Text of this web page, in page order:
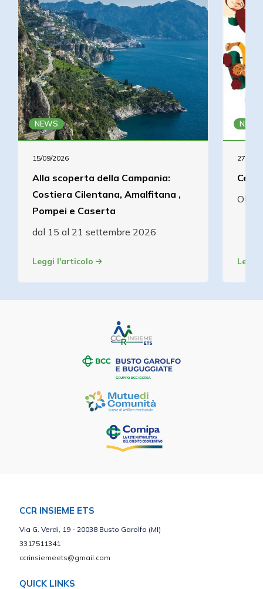
NEWS
15/09/2026
Alla scoperta della Campania:
Costiera Cilentana, Amalfitana ,
Pompei e Caserta
dal 15 al 21 settembre 2026
Leggi l'articolo
NEWS
27/08/
CCR INSIEME ETS
Via G. Verdi, 19 - 20038 Busto Garolfo (MI)
3317511341
ccrinsiemeets@gmail.com
QUICK LINKS